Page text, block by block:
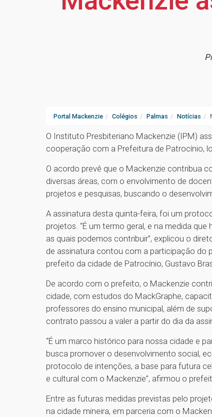
Portal Mackenzie Colégios Palmas Notícias
O Instituto Presbiteriano Mackenzie (IPM)
cooperação com a Prefeitura de Patrocínio,
O acordo prevê que o Mackenzie contribua
diversas áreas, com o envolvimento de
projetos e pesquisas, buscando o
A assinatura desta quinta-feira, foi um
projetos. “É um termo geral, e na medida
as quais podemos contribuir”, explicou o
de assinatura contou com a participação do
prefeito da cidade de Patrocínio, Gustavo
De acordo com o prefeito, o Mackenzie
cidade, com estudos do MackGraphe,
professores do ensino municipal, além de
contrato passou a valer a partir do dia da
“É um marco histórico para nossa cidade e
busca promover o desenvolvimento social,
protocolo de intenções, a base para futura
e cultural com o Mackenzie”, afirmou o
Entre as futuras medidas previstas pelo
na cidade mineira, em parceria com o